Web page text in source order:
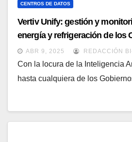
CENTROS DE DATOS
Vertiv Unify: gestión y
energía y refrigeración de los
ABR 9, 2025 REDACCIÓN
Con la locura de la Inteligencia
hasta cualquiera de los